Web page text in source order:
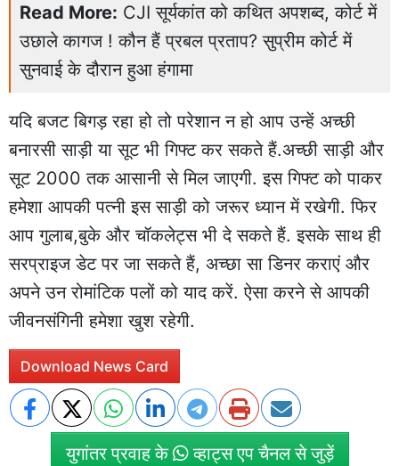
Read More: CJI सूर्यकांत को कथित अपशब्द, कोर्ट में
उछाले कागज ! कौन हैं प्रबल प्रताप? सुप्रीम कोर्ट में
सुनवाई के दौरान हुआ हंगामा
यदि बजट बिगड़ रहा हो तो परेशान न हो आप उन्हें अच्छी
बनारसी साड़ी या सूट भी गिफ्ट कर सकते हैं.अच्छी साड़ी और
सूट 2000 तक आसानी से मिल जाएगी. इस गिफ्ट को पाकर
हमेशा आपकी पत्नी इस साड़ी को जरूर ध्यान में रखेगी. फिर
आप गुलाब,बुके और चॉकलेट्स भी दे सकते हैं. इसके साथ ही
सरप्राइज डेट पर जा सकते हैं, अच्छा सा डिनर कराएं और
अपने उन रोमांटिक पलों को याद करें. ऐसा करने से आपकी
जीवनसंगिनी हमेशा खुश रहेगी.
Download News Card
युगांतर प्रवाह के व्हाट्स एप चैनल से जुड़ें